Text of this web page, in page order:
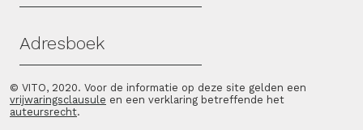
Adresboek
© VITO, 2020. Voor de informatie op deze site gelden een
vrijwaringsclausule en een verklaring betreffende het
auteursrecht.